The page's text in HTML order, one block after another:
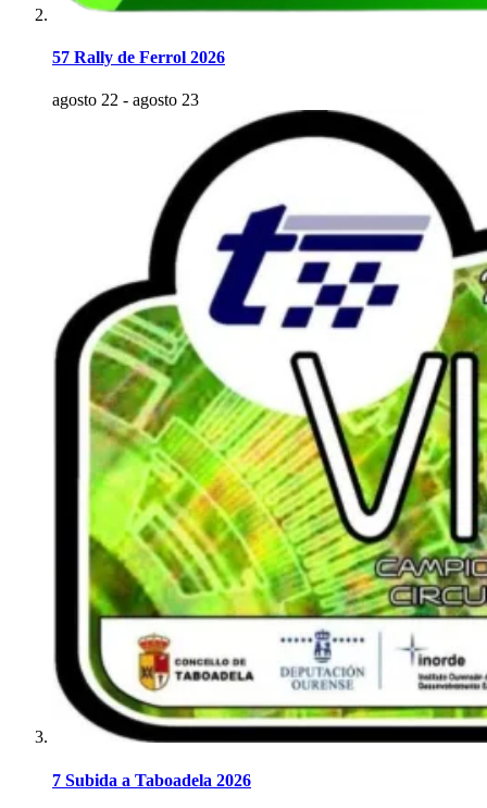
57 Rally de Ferrol 2026
agosto 22 - agosto 23
7 Subida a Taboadela 2026